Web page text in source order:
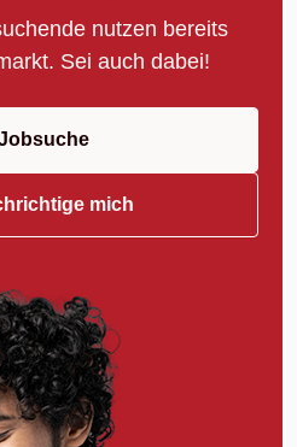
nutzen bereits
Sei auch dabei!
mich